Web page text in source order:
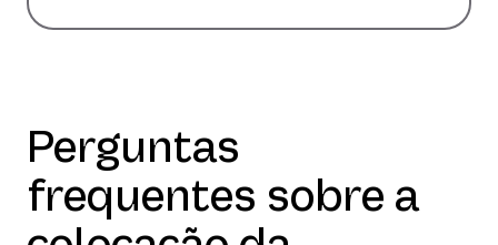
Perguntas
frequentes sobre a